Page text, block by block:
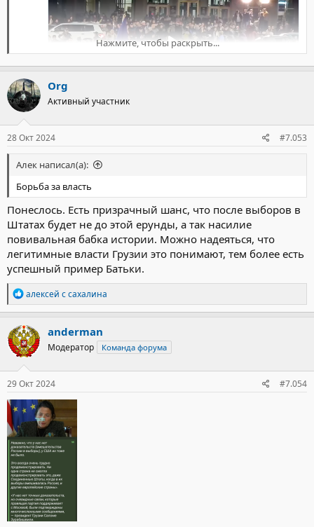
Нажмите, чтобы раскрыть...
Org
Активный участник
28 Окт 2024 #7.053
Алек написал(а):
Борьба за власть
Понеслось. Есть призрачный шанс, что после выборов в
Штатах будет не до этой ерунды, а так насилие
повивальная бабка истории. Можно надеяться, что
легитимные власти Грузии это понимают, тем более есть
успешный пример Батьки.
Р
е
а
к
ц
и
и
:
алексей с сахалина
anderman
Модератор Команда форума
29 Окт 2024 #7.054